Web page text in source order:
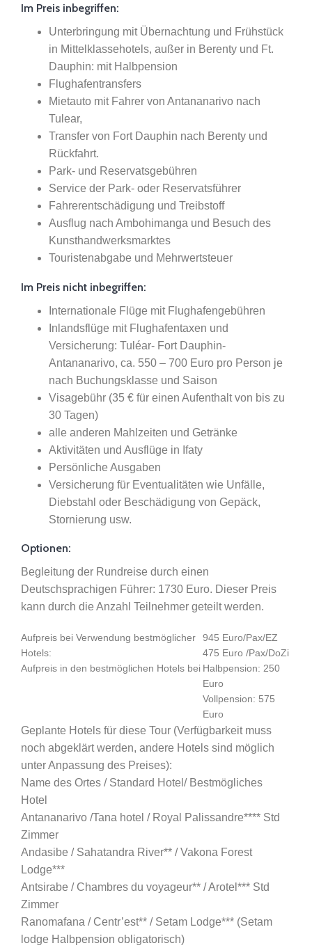
Im Preis inbegriffen:
Unterbringung mit Übernachtung und Frühstück
in Mittelklassehotels, außer in Berenty und Ft.
Dauphin: mit Halbpension
Flughafentransfers
Mietauto mit Fahrer von Antananarivo nach
Tulear,
Transfer von Fort Dauphin nach Berenty und
Rückfahrt.
Park- und Reservatsgebühren
Service der Park- oder Reservatsführer
Fahrerentschädigung und Treibstoff
Ausflug nach Ambohimanga und Besuch des
Kunsthandwerksmarktes
Touristenabgabe und Mehrwertsteuer
Im Preis nicht inbegriffen:
Internationale Flüge mit Flughafengebühren
Inlandsflüge mit Flughafentaxen und
Versicherung: Tuléar- Fort Dauphin-
Antananarivo, ca. 550 – 700 Euro pro Person je
nach Buchungsklasse und Saison
Visagebühr (35 € für einen Aufenthalt von bis zu
30 Tagen)
alle anderen Mahlzeiten und Getränke
Aktivitäten und Ausflüge in Ifaty
Persönliche Ausgaben
Versicherung für Eventualitäten wie Unfälle,
Diebstahl oder Beschädigung von Gepäck,
Stornierung usw.
Optionen:
Begleitung der Rundreise durch einen
Deutschsprachigen Führer: 1730 Euro. Dieser Preis
kann durch die Anzahl Teilnehmer geteilt werden.
Aufpreis bei Verwendung bestmöglicher
Hotels:
945 Euro/Pax/EZ
475 Euro /Pax/DoZi
Aufpreis in den bestmöglichen Hotels bei Halbpension: 250
Euro
Vollpension: 575
Euro
Geplante Hotels für diese Tour (Verfügbarkeit muss
noch abgeklärt werden, andere Hotels sind möglich
unter Anpassung des Preises):
Name des Ortes / Standard Hotel/ Bestmögliches
Hotel
Antananarivo /Tana hotel / Royal Palissandre**** Std
Zimmer
Andasibe / Sahatandra River** / Vakona Forest
Lodge***
Antsirabe / Chambres du voyageur** / Arotel*** Std
Zimmer
Ranomafana / Centr’est** / Setam Lodge*** (Setam
lodge Halbpension obligatorisch)